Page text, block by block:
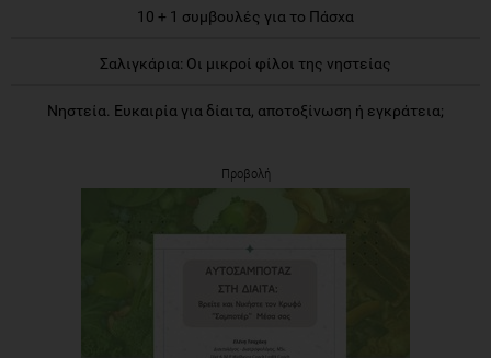
10 + 1 συμβουλές για το Πάσχα
Σαλιγκάρια: Οι μικροί φίλοι της νηστείας
Νηστεία. Ευκαιρία για δίαιτα, αποτοξίνωση ή εγκράτεια;
Προβολή